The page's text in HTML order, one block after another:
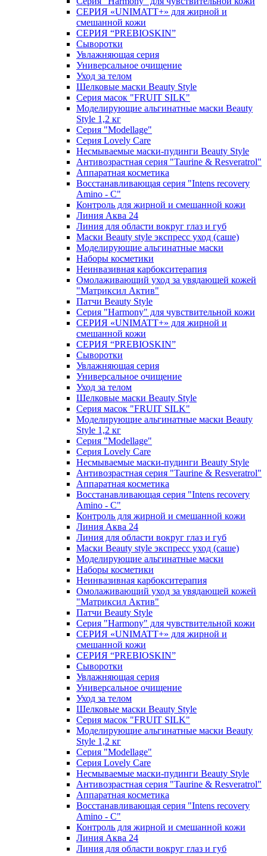
СЕРИЯ «UNIMATT+» для жирной и
смешанной кожи
СЕРИЯ “PREBIOSKIN”
Сыворотки
Увлажняющая серия
Универсальное очищение
Уход за телом
Шелковые маски Beauty Style
Серия масок "FRUIT SILK"
Моделирующие альгинатные маски Beauty
Style 1,2 кг
Серия "Modellage"
Cерия Lovely Care
Несмываемые маски-пудинги Beauty Style
Антивозрастная серия "Taurine & Resveratrol"
Аппаратная косметика
Восстанавливающая серия "Intens recovery
Amino - C"
Контроль для жирной и смешанной кожи
Линия Аква 24
Линия для области вокруг глаз и губ
Маски Beauty style экспресс уход (саше)
Моделирующие альгинатные маски
Наборы косметики
Неинвазивная карбокситерапия
Омолаживающий уход за увядающей кожей
"Матриксил Актив"
Патчи Beauty Style
Серия "Harmony" для чувствительной кожи
СЕРИЯ «UNIMATT+» для жирной и
смешанной кожи
СЕРИЯ “PREBIOSKIN”
Сыворотки
Увлажняющая серия
Универсальное очищение
Уход за телом
Шелковые маски Beauty Style
Серия масок "FRUIT SILK"
Моделирующие альгинатные маски Beauty
Style 1,2 кг
Серия "Modellage"
Cерия Lovely Care
Несмываемые маски-пудинги Beauty Style
Антивозрастная серия "Taurine & Resveratrol"
Аппаратная косметика
Восстанавливающая серия "Intens recovery
Amino - C"
Контроль для жирной и смешанной кожи
Линия Аква 24
Линия для области вокруг глаз и губ
Маски Beauty style экспресс уход (саше)
Моделирующие альгинатные маски
Наборы косметики
Неинвазивная карбокситерапия
Омолаживающий уход за увядающей кожей
"Матриксил Актив"
Патчи Beauty Style
Серия "Harmony" для чувствительной кожи
СЕРИЯ «UNIMATT+» для жирной и
смешанной кожи
СЕРИЯ “PREBIOSKIN”
Сыворотки
Увлажняющая серия
Универсальное очищение
Уход за телом
Шелковые маски Beauty Style
Серия масок "FRUIT SILK"
Моделирующие альгинатные маски Beauty
Style 1,2 кг
Серия "Modellage"
Cерия Lovely Care
Несмываемые маски-пудинги Beauty Style
Антивозрастная серия "Taurine & Resveratrol"
Аппаратная косметика
Восстанавливающая серия "Intens recovery
Amino - C"
Контроль для жирной и смешанной кожи
Линия Аква 24
Линия для области вокруг глаз и губ